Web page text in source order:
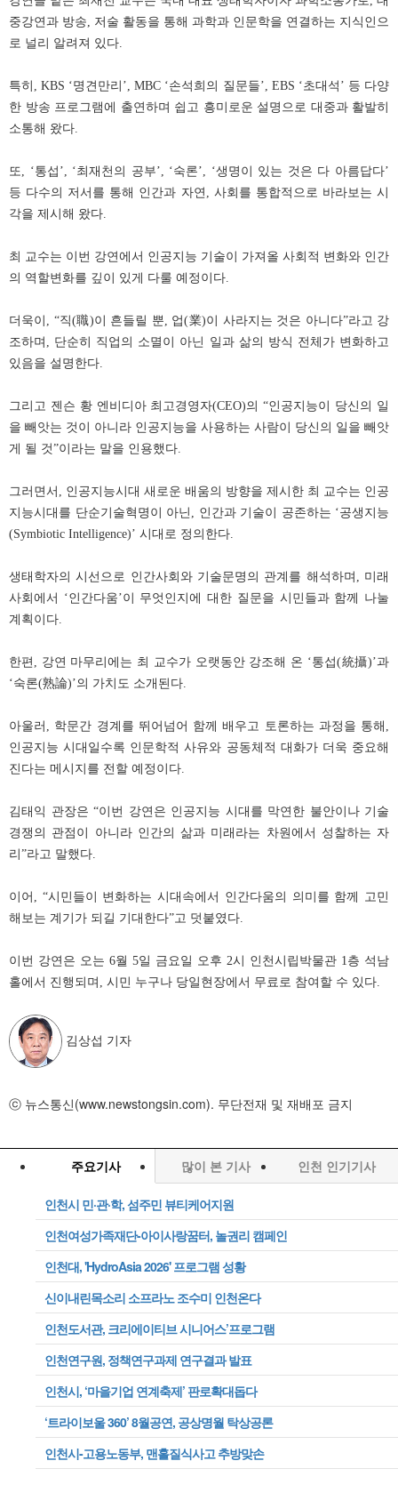
중강연과 방송, 저술 활동을 통해 과학과 인문학을 연결하는 지식인으
로 널리 알려져 있다.
특히, KBS ‘명견만리’, MBC ‘손석희의 질문들’, EBS ‘초대석’ 등 다양
한 방송 프로그램에 출연하며 쉽고 흥미로운 설명으로 대중과 활발히
소통해 왔다.
또, ‘통섭’, ‘최재천의 공부’, ‘숙론’, ‘생명이 있는 것은 다 아름답다’
등 다수의 저서를 통해 인간과 자연, 사회를 통합적으로 바라보는 시
각을 제시해 왔다.
최 교수는 이번 강연에서 인공지능 기술이 가져올 사회적 변화와 인간
의 역할변화를 깊이 있게 다룰 예정이다.
더욱이, “직(職)이 흔들릴 뿐, 업(業)이 사라지는 것은 아니다”라고 강
조하며, 단순히 직업의 소멸이 아닌 일과 삶의 방식 전체가 변화하고
있음을 설명한다.
그리고 젠슨 황 엔비디아 최고경영자(CEO)의 “인공지능이 당신의 일
을 빼앗는 것이 아니라 인공지능을 사용하는 사람이 당신의 일을 빼앗
게 될 것”이라는 말을 인용했다.
그러면서, 인공지능시대 새로운 배움의 방향을 제시한 최 교수는 인공
지능시대를 단순기술혁명이 아닌, 인간과 기술이 공존하는 ‘공생지능
(Symbiotic Intelligence)’ 시대로 정의한다.
생태학자의 시선으로 인간사회와 기술문명의 관계를 해석하며, 미래
사회에서 ‘인간다움’이 무엇인지에 대한 질문을 시민들과 함께 나눌
계획이다.
한편, 강연 마무리에는 최 교수가 오랫동안 강조해 온 ‘통섭(統攝)’과
‘숙론(熟論)’의 가치도 소개된다.
아울러, 학문간 경계를 뛰어넘어 함께 배우고 토론하는 과정을 통해,
인공지능 시대일수록 인문학적 사유와 공동체적 대화가 더욱 중요해
진다는 메시지를 전할 예정이다.
김태익 관장은 “이번 강연은 인공지능 시대를 막연한 불안이나 기술
경쟁의 관점이 아니라 인간의 삶과 미래라는 차원에서 성찰하는 자
리”라고 말했다.
이어, “시민들이 변화하는 시대속에서 인간다움의 의미를 함께 고민
해보는 계기가 되길 기대한다”고 덧붙였다.
이번 강연은 오는 6월 5일 금요일 오후 2시 인천시립박물관 1층 석남
홀에서 진행되며, 시민 누구나 당일현장에서 무료로 참여할 수 있다.
김상섭 기자
ⓒ 뉴스통신(www.newstongsin.com). 무단전재 및 재배포 금지
주요기사 많이 본 기사 인천 인기기사
인천시 민·관·학, 섬주민 뷰티케어지원
인천여성가족재단-아이사랑꿈터, 놀권리 캠페인
인천대, 'HydroAsia 2026' 프로그램 성황
신이내린목소리 소프라노 조수미 인천온다
인천도서관, 크리에이티브 시니어스’프로그램
인천연구원, 정책연구과제 연구결과 발표
인천시, ‘마을기업 연계축제’ 판로확대돕다
‘트라이보울 360’ 8월공연, 공상명월 탁상공론
인천시-고용노동부, 맨홀질식사고 추방맞손